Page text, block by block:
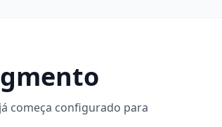
começa configurado para